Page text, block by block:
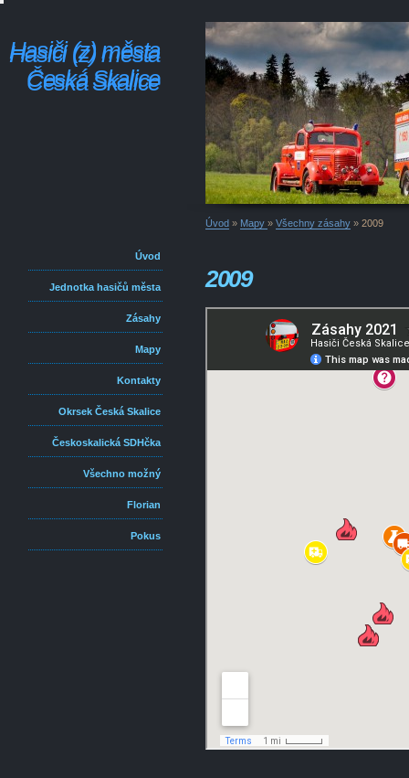
Hasiči (z) města
Česká Skalice
Hasiči (z) města
Česká Skalice
Úvod
Jednotka hasičů města
Zásahy
Mapy
Kontakty
Okrsek Česká Skalice
Českoskalická SDHčka
Všechno možný
Florian
Pokus
Úvod » Mapy » Všechny zásahy » 2009
2009